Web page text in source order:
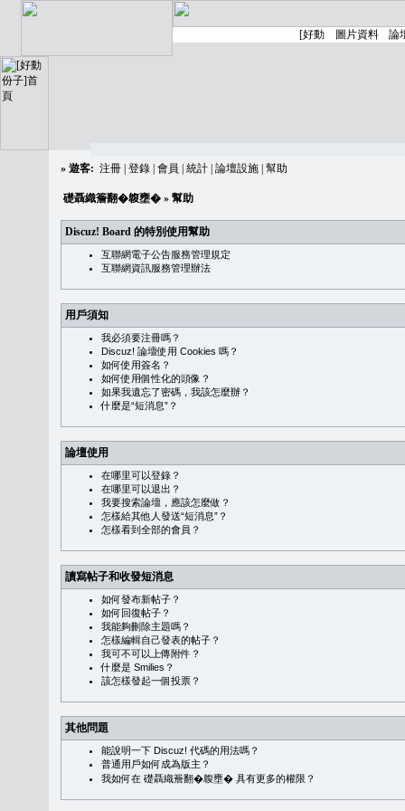
» 遊客: 注冊 登錄 會員 統計 論壇設施 幫助
礎聶織簷翻�䪖壅� » 幫助
Discuz! Board 的特別使用幫助
互聯網電子公告服務管理規定
互聯網資訊服務管理辦法
用戶須知
我必須要注冊嗎？
Discuz! 論壇使用 Cookies 嗎？
如何使用簽名？
如何使用個性化的頭像？
如果我遺忘了密碼，我該怎麼辦？
什麼是“短消息”？
論壇使用
在哪里可以登錄？
在哪里可以退出？
我要搜索論壇，應該怎麼做？
怎樣給其他人發送“短消息”？
怎樣看到全部的會員？
讀寫帖子和收發短消息
如何發布新帖子？
如何回復帖子？
我能夠刪除主題嗎？
怎樣編輯自己發表的帖子？
我可不可以上傳附件？
什麼是 Smilies？
該怎樣發起一個投票？
其他問題
能說明一下 Discuz! 代碼的用法嗎？
普通用戶如何成為版主？
我如何在 礎聶織簷翻�䪖壅� 具有更多的權限？